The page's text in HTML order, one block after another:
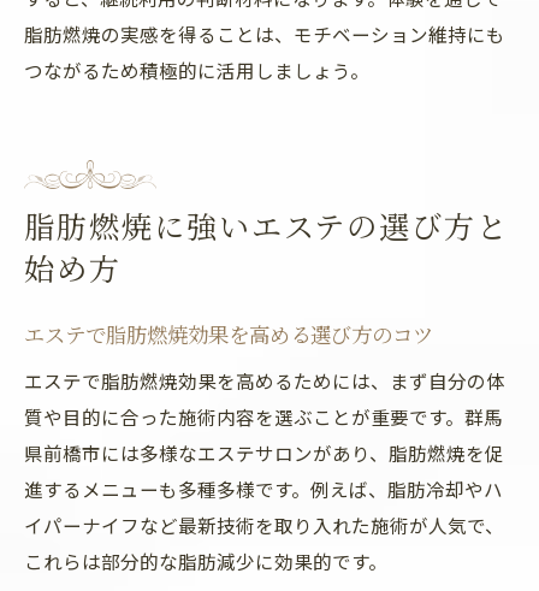
脂肪燃焼の実感を得ることは、モチベーション維持にも
つながるため積極的に活用しましょう。
脂肪燃焼に強いエステの選び方と
始め方
エステで脂肪燃焼効果を高める選び方のコツ
エステで脂肪燃焼効果を高めるためには、まず自分の体
質や目的に合った施術内容を選ぶことが重要です。群馬
県前橋市には多様なエステサロンがあり、脂肪燃焼を促
進するメニューも多種多様です。例えば、脂肪冷却やハ
イパーナイフなど最新技術を取り入れた施術が人気で、
これらは部分的な脂肪減少に効果的です。